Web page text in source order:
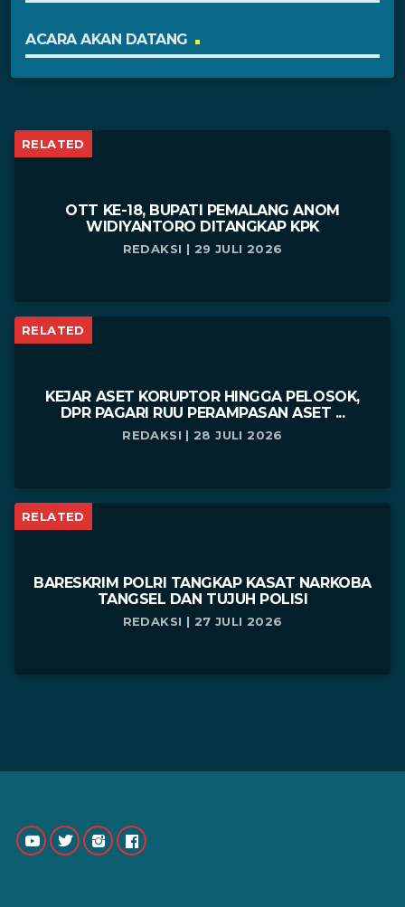
ACARA AKAN DATANG
RELATED
OTT KE-18, BUPATI PEMALANG ANOM
WIDIYANTORO DITANGKAP KPK
REDAKSI | 29 JULI 2026
RELATED
KEJAR ASET KORUPTOR HINGGA PELOSOK,
DPR PAGARI RUU PERAMPASAN ASET ...
REDAKSI | 28 JULI 2026
RELATED
BARESKRIM POLRI TANGKAP KASAT NARKOBA
TANGSEL DAN TUJUH POLISI
REDAKSI | 27 JULI 2026